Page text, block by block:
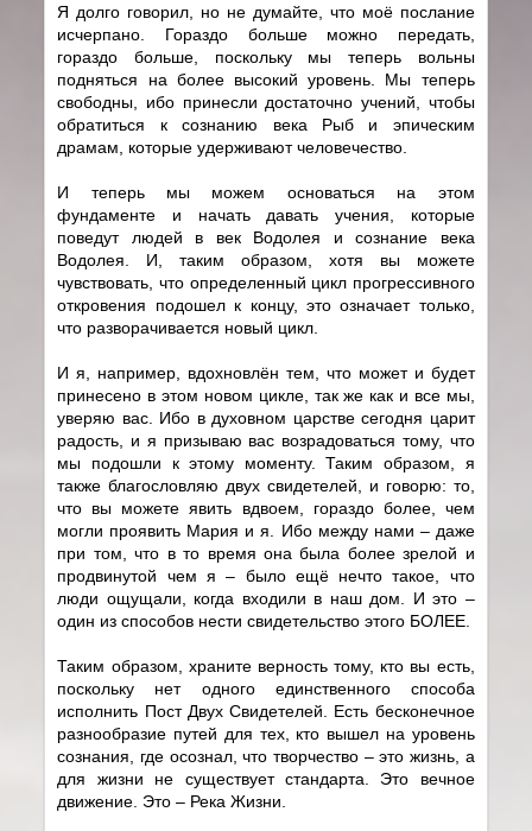
Я долго говорил, но не думайте, что моё послание
исчерпано. Гораздо больше можно передать,
гораздо больше, поскольку мы теперь вольны
подняться на более высокий уровень. Мы теперь
свободны, ибо принесли достаточно учений, чтобы
обратиться к сознанию века Рыб и эпическим
драмам, которые удерживают человечество.
И теперь мы можем основаться на этом
фундаменте и начать давать учения, которые
поведут людей в век Водолея и сознание века
Водолея. И, таким образом, хотя вы можете
чувствовать, что определенный цикл прогрессивного
откровения подошел к концу, это означает только,
что разворачивается новый цикл.
И я, например, вдохновлён тем, что может и будет
принесено в этом новом цикле, так же как и все мы,
уверяю вас. Ибо в духовном царстве сегодня царит
радость, и я призываю вас возрадоваться тому, что
мы подошли к этому моменту. Таким образом, я
также благословляю двух свидетелей, и говорю: то,
что вы можете явить вдвоем, гораздо более, чем
могли проявить Мария и я. Ибо между нами – даже
при том, что в то время она была более зрелой и
продвинутой чем я – было ещё нечто такое, что
люди ощущали, когда входили в наш дом. И это –
один из способов нести свидетельство этого БОЛЕЕ.
Таким образом, храните верность тому, кто вы есть,
поскольку нет одного единственного способа
исполнить Пост Двух Свидетелей. Есть бесконечное
разнообразие путей для тех, кто вышел на уровень
сознания, где осознал, что творчество – это жизнь, а
для жизни не существует стандарта. Это вечное
движение. Это – Река Жизни.